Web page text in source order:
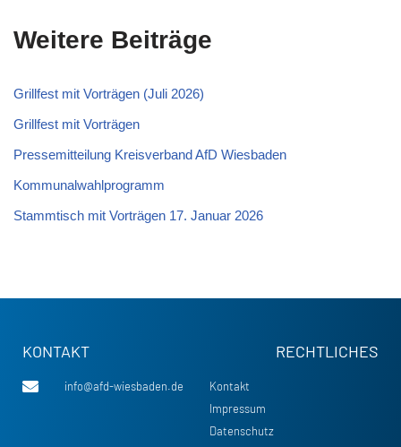
Weitere Beiträge
Grillfest mit Vorträgen (Juli 2026)
Grillfest mit Vorträgen
Pressemitteilung Kreisverband AfD Wiesbaden
Kommunalwahlprogramm
Stammtisch mit Vorträgen 17. Januar 2026
KONTAKT
info@afd-wiesbaden.de
RECHTLICHES
Kontakt
Impressum
Datenschutz